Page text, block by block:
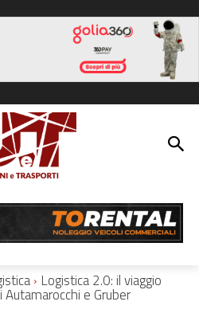
Logistica 2.0: il viaggio
e Gruber